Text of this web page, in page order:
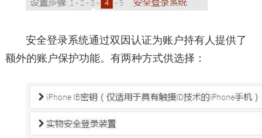
安全登录系统通过双因认证为账户持有人提供了
额外的账户保护功能。有两种方式供选择：